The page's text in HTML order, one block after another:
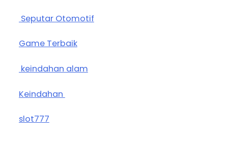
Seputar Otomotif
Game Terbaik
keindahan alam
Keindahan
slot777